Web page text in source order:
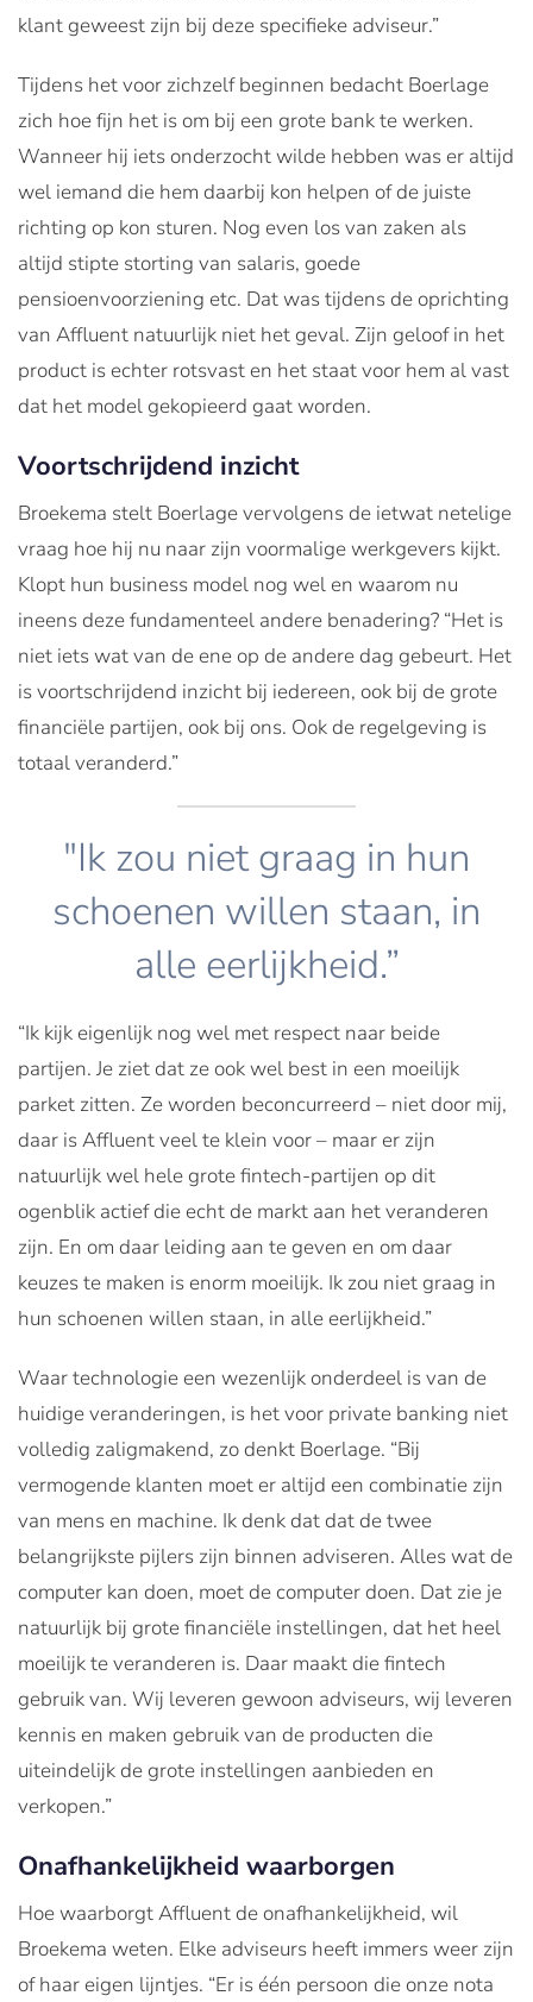
klant geweest zijn bij deze specifieke adviseur.”
Tijdens het voor zichzelf beginnen bedacht Boerlage
zich hoe fijn het is om bij een grote bank te werken.
Wanneer hij iets onderzocht wilde hebben was er altijd
wel iemand die hem daarbij kon helpen of de juiste
richting op kon sturen. Nog even los van zaken als
altijd stipte storting van salaris, goede
pensioenvoorziening etc. Dat was tijdens de oprichting
van Affluent natuurlijk niet het geval. Zijn geloof in het
product is echter rotsvast en het staat voor hem al vast
dat het model gekopieerd gaat worden.
Voortschrijdend inzicht
Broekema stelt Boerlage vervolgens de ietwat netelige
vraag hoe hij nu naar zijn voormalige werkgevers kijkt.
Klopt hun business model nog wel en waarom nu
ineens deze fundamenteel andere benadering? “Het is
niet iets wat van de ene op de andere dag gebeurt. Het
is voortschrijdend inzicht bij iedereen, ook bij de grote
financiële partijen, ook bij ons. Ook de regelgeving is
totaal veranderd.”
"Ik zou niet graag in hun
schoenen willen staan, in
alle eerlijkheid.”
“Ik kijk eigenlijk nog wel met respect naar beide
partijen. Je ziet dat ze ook wel best in een moeilijk
parket zitten. Ze worden beconcurreerd – niet door mij,
daar is Affluent veel te klein voor – maar er zijn
natuurlijk wel hele grote fintech-partijen op dit
ogenblik actief die echt de markt aan het veranderen
zijn. En om daar leiding aan te geven en om daar
keuzes te maken is enorm moeilijk. Ik zou niet graag in
hun schoenen willen staan, in alle eerlijkheid.”
Waar technologie een wezenlijk onderdeel is van de
huidige veranderingen, is het voor private banking niet
volledig zaligmakend, zo denkt Boerlage. “Bij
vermogende klanten moet er altijd een combinatie zijn
van mens en machine. Ik denk dat dat de twee
belangrijkste pijlers zijn binnen adviseren. Alles wat de
computer kan doen, moet de computer doen. Dat zie je
natuurlijk bij grote financiële instellingen, dat het heel
moeilijk te veranderen is. Daar maakt die fintech
gebruik van. Wij leveren gewoon adviseurs, wij leveren
kennis en maken gebruik van de producten die
uiteindelijk de grote instellingen aanbieden en
verkopen.”
Onafhankelijkheid waarborgen
Hoe waarborgt Affluent de onafhankelijkheid, wil
Broekema weten. Elke adviseurs heeft immers weer zijn
of haar eigen lijntjes. “Er is één persoon die onze nota